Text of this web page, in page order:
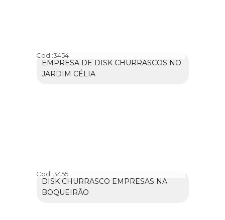
Cod.:3454
EMPRESA DE DISK CHURRASCOS NO
JARDIM CÉLIA
Cod.:3455
DISK CHURRASCO EMPRESAS NA
BOQUEIRÃO